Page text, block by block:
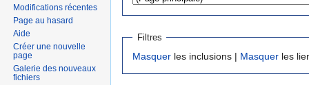
Filtres
Masquer les inclusions | Masquer les
Modifications récentes
Page au hasard
Aide
Créer une nouvelle
page
Galerie des nouveaux
fichiers